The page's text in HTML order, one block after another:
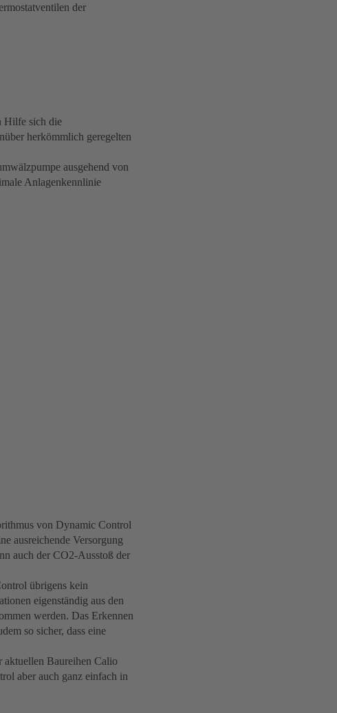
der
Hilfe sich die
herkömmlich geregelten
ausgehend von
Anlagenkennlinie
von Dynamic Control
ausreichende Versorgung
auch der CO2-Ausstoß der
übrigens kein
eigenständig aus den
werden. Das Erkennen
so sicher, dass eine
Baureihen Calio
aber auch ganz einfach in